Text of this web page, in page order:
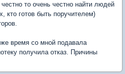
то очень честно найти людей
кто готов быть поручителем)
время со мной подавала
получила отказ. Причины